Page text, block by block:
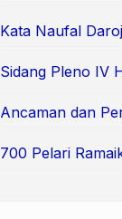
Kata Naufal
Sidang Pleno IV
Ancaman dan
700 Pelari